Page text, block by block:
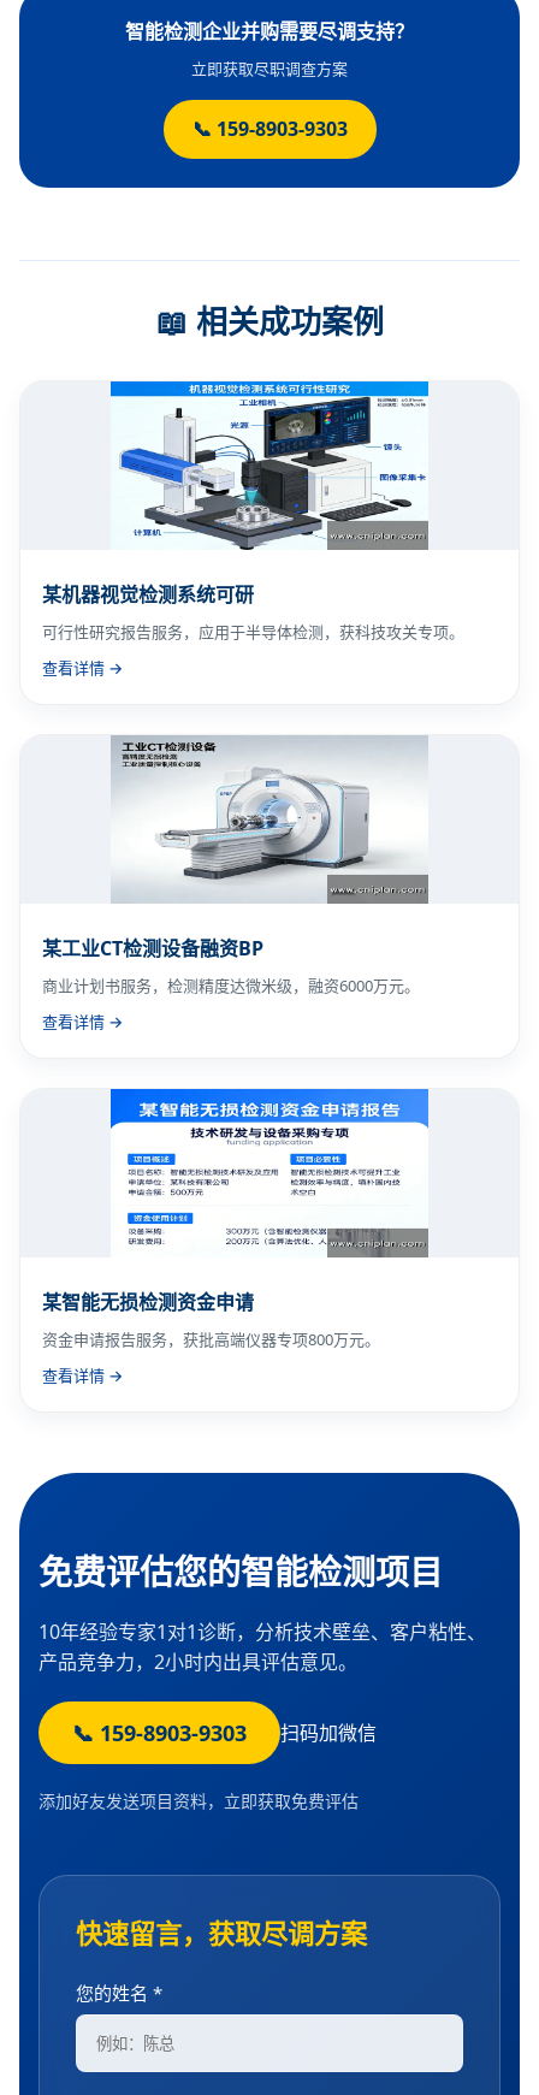
智能检测企业并购需要尽调支持？
立即获取尽职调查方案
📞 159-8903-9303
📖 相关成功案例
某机器视觉检测系统可研
可行性研究报告服务，应用于半导体检测，获科技攻关专项。
查看详情 →
某工业CT检测设备融资BP
商业计划书服务，检测精度达微米级，融资6000万元。
查看详情 →
某智能无损检测资金申请
资金申请报告服务，获批高端仪器专项800万元。
查看详情 →
免费评估您的智能检测项目
10年经验专家1对1诊断，分析技术壁垒、客户粘性、
产品竞争力，2小时内出具评估意见。
📞 159-8903-9303 扫码加微信
添加好友发送项目资料，立即获取免费评估
快速留言，获取尽调方案
您的姓名 *